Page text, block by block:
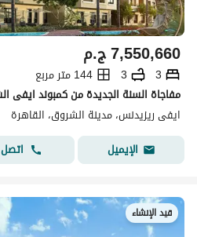
ج.م7,550,660
3
3
144 متر مربع
ايفى ريزيدنس، مدينة الشروق، القاهرة
الإيميل
اتصل
قيد الإنشاء